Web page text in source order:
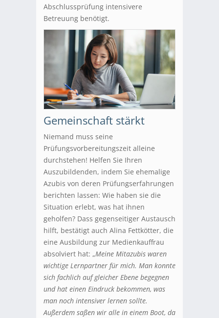
Abschlussprüfung intensivere
Betreuung benötigt.
Gemeinschaft stärkt
Niemand muss seine
Prüfungsvorbereitungszeit alleine
durchstehen! Helfen Sie Ihren
Auszubildenden, indem Sie ehemalige
Azubis von deren Prüfungserfahrungen
berichten lassen: Wie haben sie die
Situation erlebt, was hat ihnen
geholfen? Dass gegenseitiger Austausch
hilft, bestätigt auch Alina Fettkötter, die
eine Ausbildung zur Medienkauffrau
absolviert hat: „Meine Mitazubis waren
wichtige Lernpartner für mich. Man konnte
sich fachlich auf gleicher Ebene begegnen
und hat einen Eindruck bekommen, was
man noch intensiver lernen sollte.
Außerdem saßen wir alle in einem Boot, da